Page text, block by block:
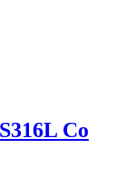
Co